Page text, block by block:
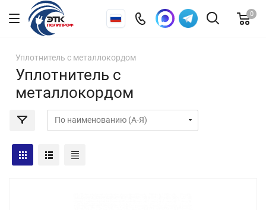
0
Уплотнитель с металлокордом
Уплотнитель с
металлокордом